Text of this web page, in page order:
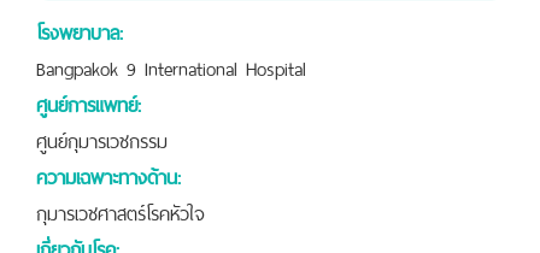
โรงพยาบาล:
Bangpakok 9 International Hospital
ศูนย์การแพทย์:
ศูนย์กุมารเวชกรรม
ความเฉพาะทางด้าน:
กุมารเวชศาสตร์โรคหัวใจ